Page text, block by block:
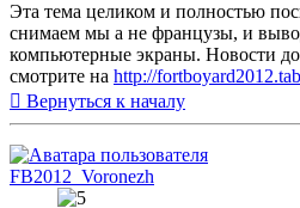
Эта тема целиком и полностью
снимаем мы а не французы, и
компьютерные экраны. Новости
смотрите на http://
Вернуться к началу
FB2012_Voronezh